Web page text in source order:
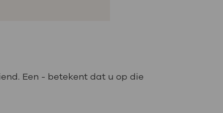
Een - betekent dat u op die